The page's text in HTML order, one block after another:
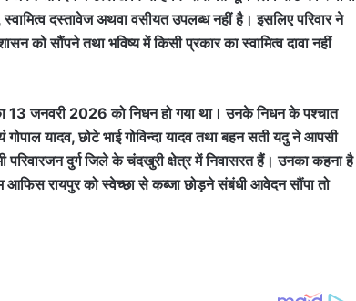
दस्तावेज अथवा वसीयत उपलब्ध नहीं है। इसलिए परिवार ने
को सौंपने तथा भविष्य में किसी प्रकार का स्वामित्व दावा नहीं
13 जनवरी 2026 को निधन हो गया था। उनके निधन के पश्चात
यादव, छोटे भाई गोविन्दा यादव तथा बहन सती यदु ने आपसी
दुर्ग जिले के चंदखुरी क्षेत्र में निवासरत हैं। उनका कहना है
आफिस रायपुर को स्वेच्छा से कब्जा छोड़ने संबंधी आवेदन सौंपा तो